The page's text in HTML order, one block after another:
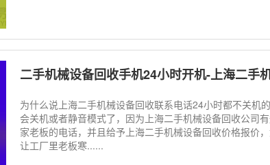
二手机械设备回收手机24小时开机-上海二手
为什么说上海二手机械设备回收联系电话24小时都不关机
会关机或者静音模式了，因为上海二手机械设备回收公司
家老板的电话，并且给予上海二手机械设备回收价格报价
让工厂里老板寒......